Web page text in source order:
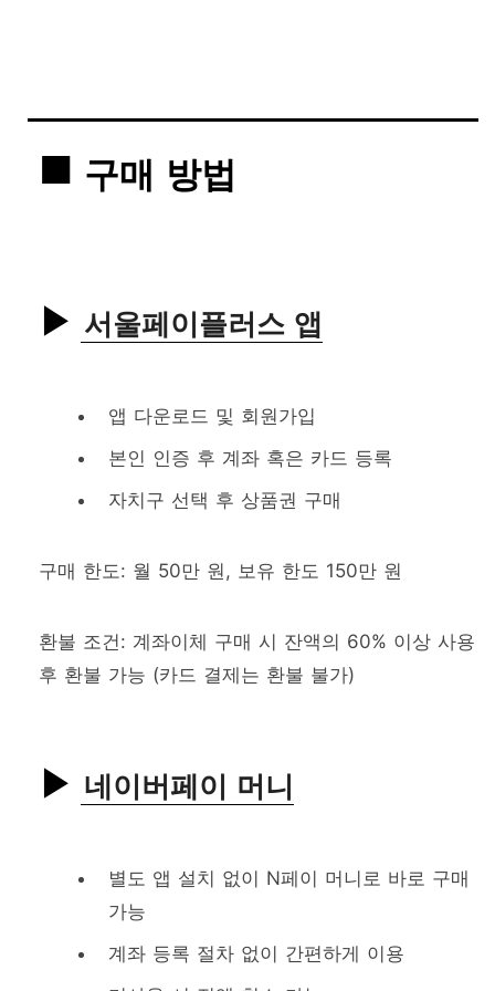
구매 방법
서울페이플러스 앱
앱 다운로드 및 회원가입
본인 인증 후 계좌 혹은 카드 등록
자치구 선택 후 상품권 구매
구매 한도: 월 50만 원, 보유 한도 150만 원
환불 조건: 계좌이체 구매 시 잔액의 60% 이상 사용
후 환불 가능 (카드 결제는 환불 불가)
네이버페이 머니
별도 앱 설치 없이 N페이 머니로 바로 구매
가능
계좌 등록 절차 없이 간편하게 이용